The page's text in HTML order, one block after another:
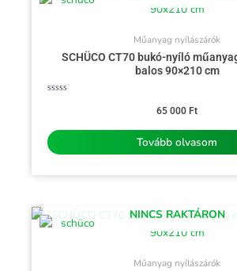
Műanyag nyílászárók
SCHÜCO CT70 bukó-nyíló
balos 90×210 cm
65 000 Ft
Tovább olvasom
NINCS RAKTÁRON
Műanyag nyílászárók